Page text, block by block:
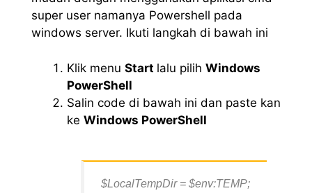
super user namanya Powershell pada
windows server. Ikuti langkah di bawah ini
Klik menu Start lalu pilih Windows
PowerShell
Salin code di bawah ini dan paste kan
ke Windows PowerShell
$LocalTempDir = $env:TEMP;